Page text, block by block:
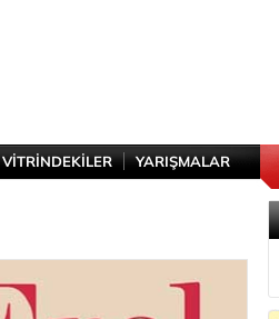
VİTRİNDEKİLER YARIŞMALAR